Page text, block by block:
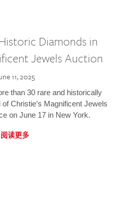
Diamonds in
Jewels Auction
11, 2025
than 30 rare and historically
Christie’s Magnificent Jewels
on June 17 in New York.
阅读更多